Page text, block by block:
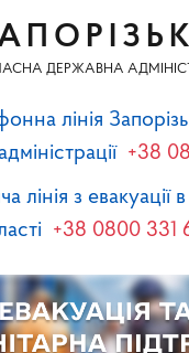
ДЕРЖАВНА
лінія
+38
лінія з евакуації
+38 0800 331